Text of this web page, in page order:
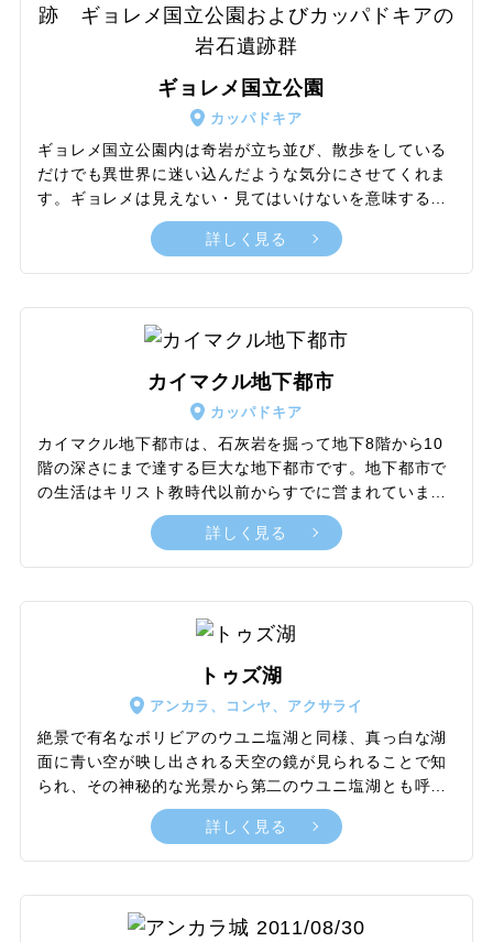
できました。円形劇場からは遺跡全体を見渡せ、当時の
雰囲気を味わえます。ヒエラポリス遺跡は、1988年にパ
ムッカレとともにユネスコ世界遺産に登録されました。
ギョレメ国立公園
カッパドキア
ギョレメ国立公園内は奇岩が立ち並び、散歩をしている
だけでも異世界に迷い込んだような気分にさせてくれま
す。ギョレメは見えない・見てはいけないを意味する言
葉で、この地域には4世紀頃から、ローマ帝国の迫害か
ら逃れた多くのキリスト教徒が住むようになり、岩を削
った洞窟内に住居や教会、修道院を造りました。彼らは
があるといわれますが、野外博物館では30ほどの教会を
見学できます。中でも色鮮やかなフレスコ画が美しい11
世紀のリンゴ教会、12世紀のサンダル教会、11世紀後半
の聖バーバラ教会などが人気です。
詳しく見る
カイマクル地下都市
カッパドキア
カイマクル地下都市は、石灰岩を掘って地下8階から10
階の深さにまで達する巨大な地下都市です。地下都市で
の生活はキリスト教時代以前からすでに営まれていまし
たが、一時はアラブ人から逃れるキリスト教徒の避難所
として頻繁に利用され、最も多い時期には約2万人が隠
れ住んでいたともいわれています。内部は迷路のような
ワインセラーや醸造所などのほか、内側から閉まる巨大
な石の扉もあり、避難生活を支える施設が整っていま
す。カイマクルの地下都市は最終的にトルコで最も広い
地下都市になりました。1964年に一般公開され、地下4
階までを見学できます。
詳しく見る
トゥズ湖
アンカラ、コンヤ、アクサライ
絶景で有名なボリビアのウユニ塩湖と同様、真っ白な湖
面に青い空が映し出される天空の鏡が見られることで知
られ、その神秘的な光景から第二のウユニ塩湖とも呼ば
れています。イスラエルの死海に次いで世界で2番目に
塩分濃度が高い塩湖です。青い空に白い大地という幻想
的で美しい光景が見られるのは、7月～9月ごろ。また、
の多い冬から春にかけて見られる、白い塩の地面にピン
詳しく見る